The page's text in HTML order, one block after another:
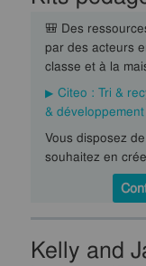
🎒 Des
par des acteurs
classe et à la
Citeo : Tri &
&
Vous disposez
souhaitez en
Kelly and